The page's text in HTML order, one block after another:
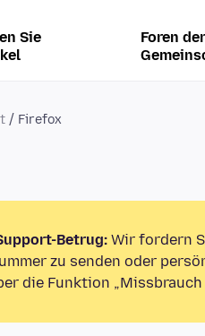
Sie
Foren der
Firefox
Betrug: Wir fordern
zu senden oder
die Funktion „Missbrauch